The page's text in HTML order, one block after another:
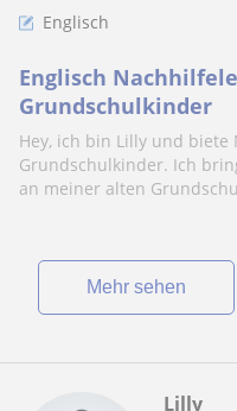
Englisch
Englisch
Grundschulkinder
Hey, ich bin Lilly und
Grundschulkinder. Ich
an meiner alten
Mehr sehen
Lilly